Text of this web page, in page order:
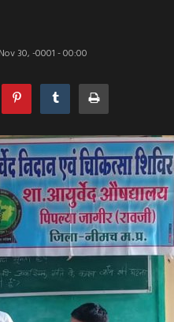
30, -0001 - 00:00